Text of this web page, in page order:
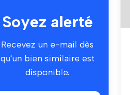
Soyez alerté
Recevez un e-mail dès
qu'un bien similaire est
disponible.